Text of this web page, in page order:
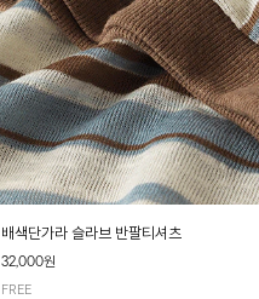
배색단가라 슬라브 반팔티셔츠
32,000원
FREE